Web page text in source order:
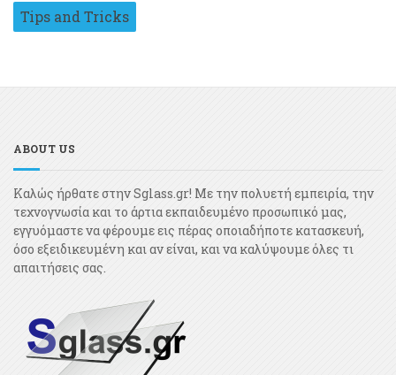
Tips and Tricks
ABOUT US
Καλώς ήρθατε στην Sglass.gr! Με την πολυετή εμπειρία, την
τεχνογνωσία και το άρτια εκπαιδευμένο προσωπικό μας,
εγγυόμαστε να φέρουμε εις πέρας οποιαδήποτε κατασκευή,
όσο εξειδικευμένη και αν είναι, και να καλύψουμε όλες τι
απαιτήσεις σας.